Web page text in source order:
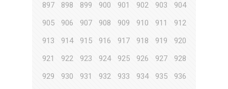
897
898 899 900 901 902 903
904
905
906 907 908 909 910 911
912
913
914 915 916 917 918 919
920
921
922 923 924 925 926 927
928
929
930 931 932 933 934 935
936